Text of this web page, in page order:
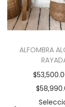
d
u
t
o
t
i
ALFOMBRA
$
$